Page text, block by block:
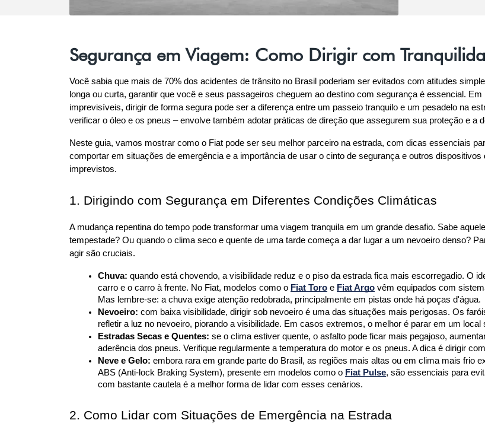
Segurança em Viagem: Como Dirigir com
Você sabia que mais de 70% dos acidentes de trânsito no Brasil poderiam ser evitados com atitudes
longa ou curta, garantir que você e seus passageiros cheguem ao destino com segurança é essencial.
imprevisíveis, dirigir de forma segura pode ser a diferença entre um passeio tranquilo e um pesadelo na
verificar o óleo e os pneus – envolve também adotar práticas de direção que assegurem sua proteção e a
Neste guia, vamos mostrar como o Fiat pode ser seu melhor parceiro na estrada, com dicas essenciais
comportar em situações de emergência e a importância de usar o cinto de segurança e outros
imprevistos.
1. Dirigindo com Segurança em Diferentes Condições Climáticas
A mudança repentina do tempo pode transformar uma viagem tranquila em um grande desafio. Sabe
tempestade? Ou quando o clima seco e quente de uma tarde começa a dar lugar a um nevoeiro denso?
agir são cruciais.
Chuva: quando está chovendo, a visibilidade reduz e o piso da estrada fica mais escorregadio. O
carro e o carro à frente. No Fiat, modelos como o Fiat Toro e Fiat Argo vêm equipados com
Mas lembre-se: a chuva exige atenção redobrada, principalmente em pistas onde há poças d'água.
Nevoeiro: com baixa visibilidade, dirigir sob nevoeiro é uma das situações mais perigosas. Os
refletir a luz no nevoeiro, piorando a visibilidade. Em casos extremos, o melhor é parar em um
Estradas Secas e Quentes: se o clima estiver quente, o asfalto pode ficar mais pegajoso,
aderência dos pneus. Verifique regularmente a temperatura do motor e os pneus. A dica é dirigir
Neve e Gelo: embora rara em grande parte do Brasil, as regiões mais altas ou em clima mais frio
ABS (Anti-lock Braking System), presente em modelos como o Fiat Pulse, são essenciais para
com bastante cautela é a melhor forma de lidar com esses cenários.
2. Como Lidar com Situações de Emergência na Estrada